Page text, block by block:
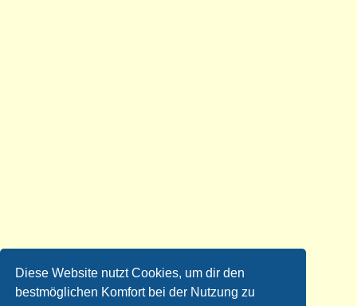
Diese Website nutzt Cookies, um dir den
bestmöglichen Komfort bei der Nutzung zu